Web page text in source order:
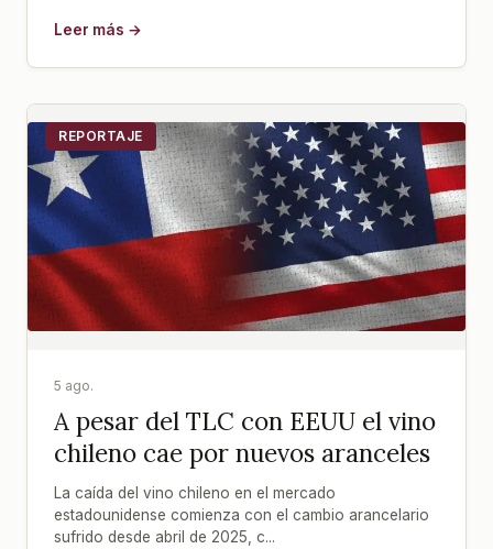
Leer más →
REPORTAJE
5 ago.
A pesar del TLC con EEUU el vino
chileno cae por nuevos aranceles
La caída del vino chileno en el mercado
estadounidense comienza con el cambio arancelario
sufrido desde abril de 2025, c...